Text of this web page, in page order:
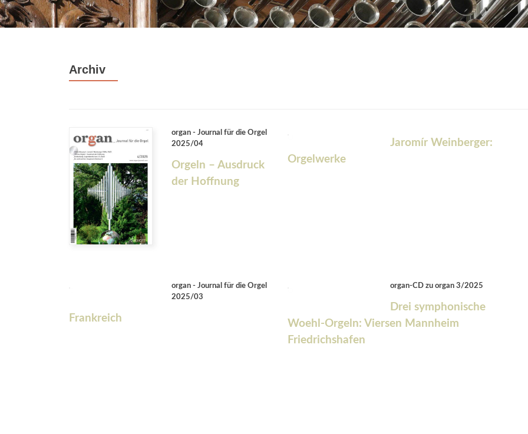
Archiv
organ - Journal für die Orgel
2025/04
Orgeln – Ausdruck
der Hoffnung
Jaromír Weinberger:
Orgelwerke
organ - Journal für die Orgel
2025/03
Frankreich
organ-CD zu organ 3/2025
Drei symphonische
Woehl-Orgeln: Viersen Mannheim
Friedrichshafen